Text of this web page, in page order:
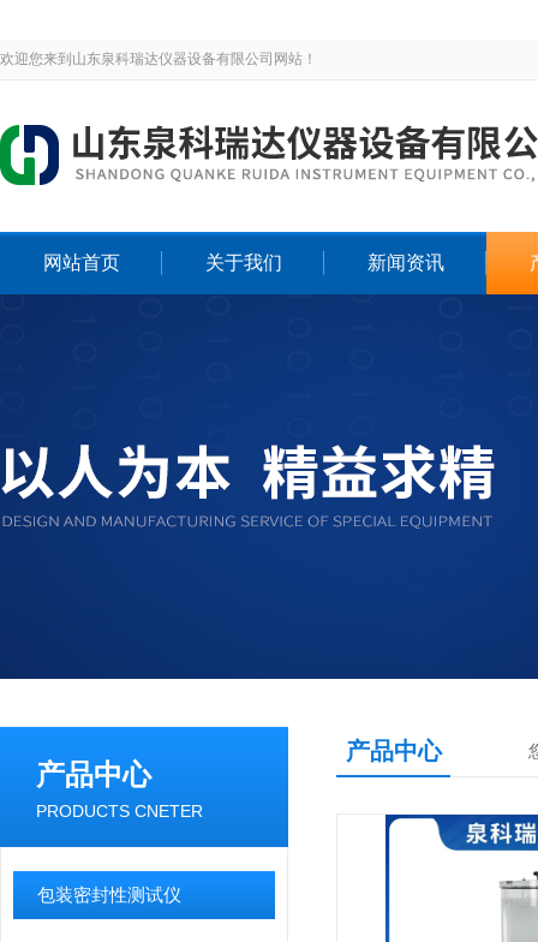
欢迎您来到山东泉科瑞达仪器设备有限公司网站！
网站首页 关于我们 新闻资讯
产品中心
PRODUCTS CNETER
包装密封性测试仪
产品中心